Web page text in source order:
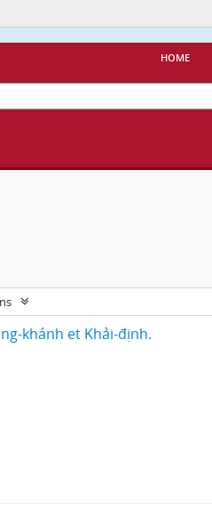
and load content.
home
khánh et Khải-định.